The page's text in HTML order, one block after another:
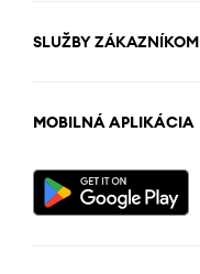
SLUŽBY ZÁKAZNÍKOM
MOBILNÁ APLIKÁCIA